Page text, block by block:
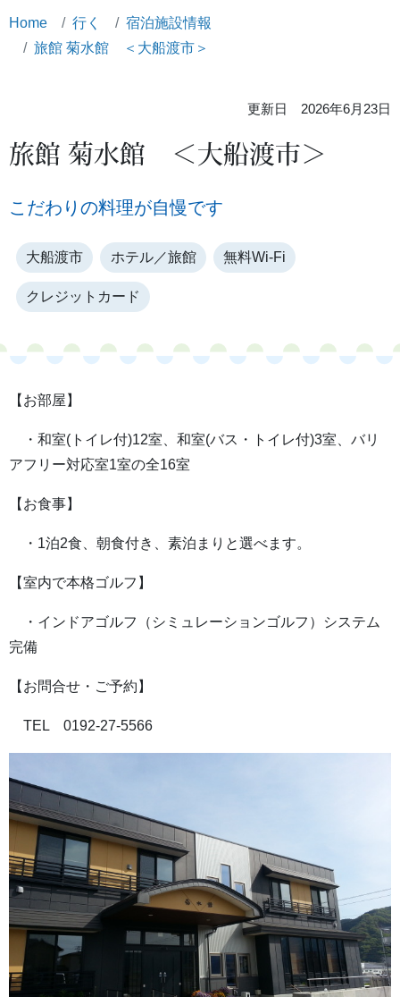
Home 行く
宿泊施設情報
旅館 菊水館 ＜大船渡市＞
更新日 2026年6月23日
旅館 菊水館 ＜大船渡市＞
こだわりの料理が自慢です
大船渡市 ホテル／旅館 無料Wi-Fi
クレジットカード
【お部屋】
・和室(トイレ付)12室、和室(バス・トイレ付)3室、バリ
アフリー対応室1室の全16室
【お食事】
・1泊2食、朝食付き、素泊まりと選べます。
【室内で本格ゴルフ】
・インドアゴルフ（シミュレーションゴルフ）システム
完備
【お問合せ・ご予約】
TEL 0192-27-5566